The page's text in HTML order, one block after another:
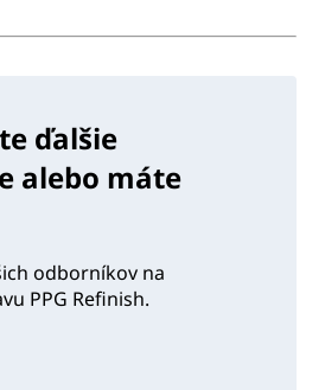
ďalšie
alebo máte
odborníkov na
PPG Refinish.